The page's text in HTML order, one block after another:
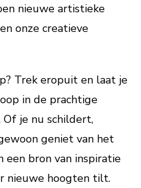
nieuwe artistieke
onze creatieve
Trek eropuit en laat je
in de prachtige
je nu schildert,
geniet van het
een bron van inspiratie
nieuwe hoogten tilt.